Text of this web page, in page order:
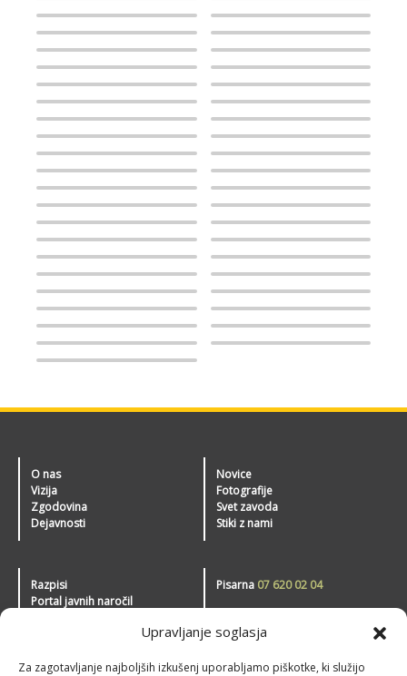
Upravljanje soglasja
Za zagotavljanje najboljših izkušenj uporabljamo piškotke, ki služijo
O nas
Vizija
Zgodovina
Dejavnosti
Novice
Fotografije
Svet zavoda
Stiki z nami
Razpisi
Portal javnih naročil
Pogoji uporabe spletne strani
Pisarna 07 620 02 04